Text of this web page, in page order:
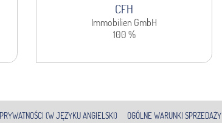
CFH
Immobilien GmbH
100 %
(W JĘZYKU ANGIELSKI) OGÓLNE WARUNKI SPRZEDAŻY